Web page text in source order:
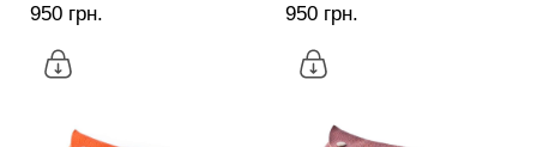
950 грн.
950 грн.